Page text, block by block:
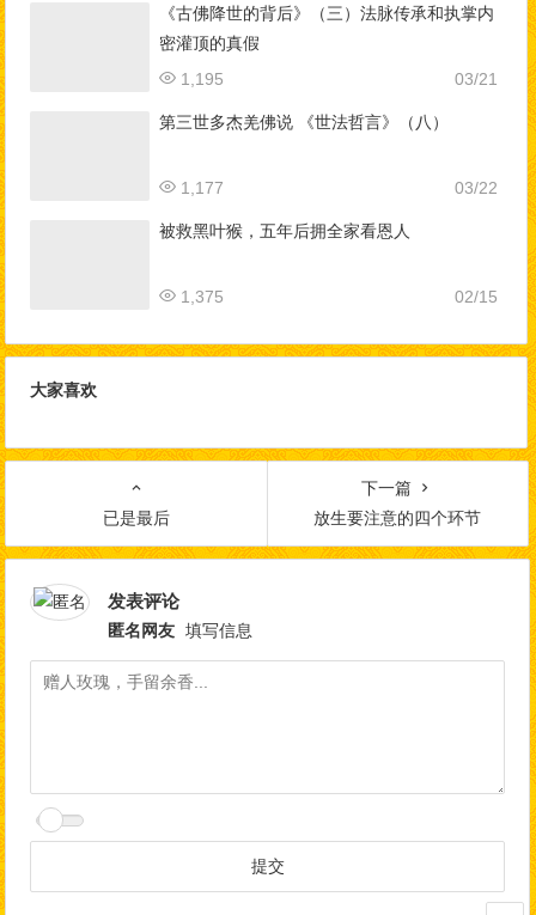
《古佛降世的背后》（三）法脉传承和执掌内
密灌顶的真假
03/21
1,195
第三世多杰羌佛说 《世法哲言》（八）
03/22
1,177
被救黑叶猴，五年后拥全家看恩人
02/15
1,375
大家喜欢
已是最后
下一篇
放生要注意的四个环节
发表评论
匿名网友 填写信息